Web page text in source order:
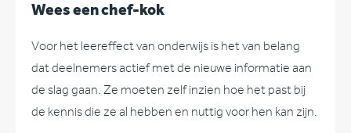
Wees een chef-kok
Voor het leereffect van onderwijs is het van belang
dat deelnemers actief met de nieuwe informatie aan
de slag gaan. Ze moeten zelf inzien hoe het past bij
de kennis die ze al hebben en nuttig voor hen kan zijn.